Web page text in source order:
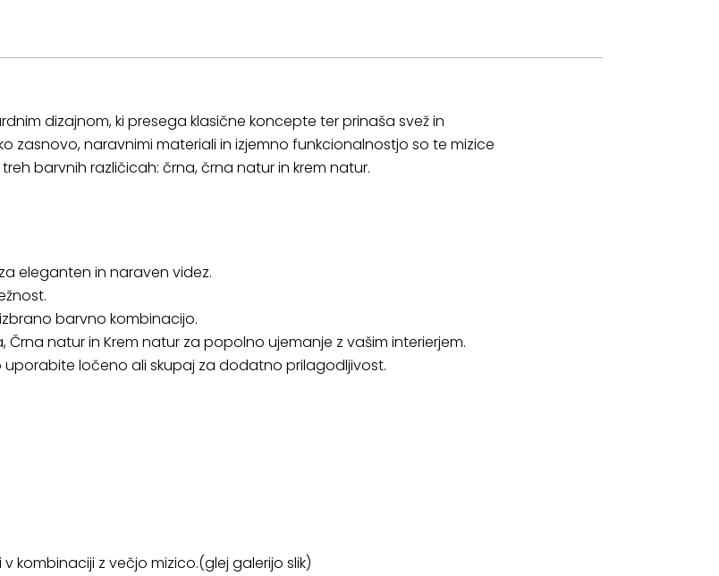
dizajnom, ki presega klasične koncepte ter prinaša svež in
zasnovo, naravnimi materiali in izjemno funkcionalnostjo so te mizice
barvnih različicah: črna, črna natur in krem natur.
eleganten in naraven videz.
barvno kombinacijo.
Črna natur in Krem natur za popolno ujemanje z vašim interierjem.
uporabite ločeno ali skupaj za dodatno prilagodljivost.
kombinaciji z večjo mizico.(glej galerijo slik)